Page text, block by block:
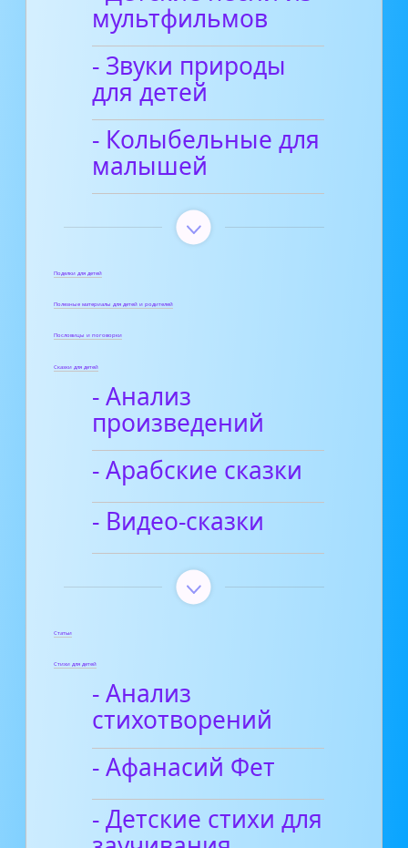
мультфильмов
- Звуки природы
для детей
- Колыбельные для
малышей
Поделки для детей
Полезные материалы для детей и родителей
Пословицы и поговорки
Сказки для детей
- Анализ
произведений
- Арабские сказки
- Видео-сказки
Статьи
Стихи для детей
- Анализ
стихотворений
- Афанасий Фет
- Детские стихи для